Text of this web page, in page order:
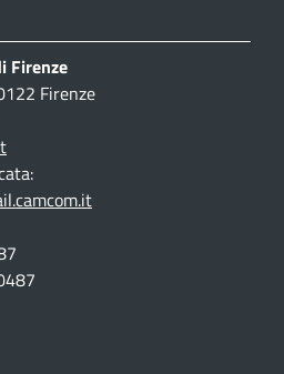
Firenze
Firenze